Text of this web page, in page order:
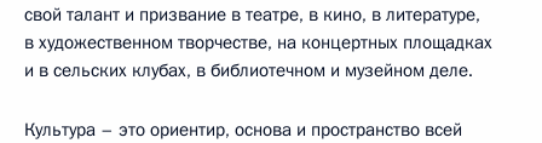
свой талант и призвание в театре, в кино, в литературе,
в художественном творчестве, на концертных площадках
и в сельских клубах, в библиотечном и музейном деле.
Культура – это ориентир, основа и пространство всей